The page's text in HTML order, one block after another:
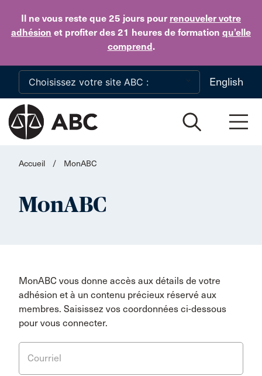
Il ne vous reste que 25 jours pour renouveler votre
adhésion et profiter des 21 heures de formation qu’elle
comprend.
Skip to main content
English
Accueil / MonABC
MonABC
MonABC vous donne accès aux détails de votre
adhésion et à un contenu précieux réservé aux
membres. Saisissez vos coordonnées ci-dessous
pour vous connecter.
Courriel